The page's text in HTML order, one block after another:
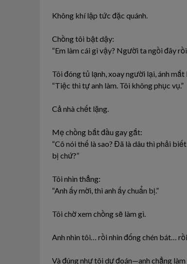
Không khí lập tức đặc quánh.
Chồng tôi bật dậy:
“Em làm cái gì vậy? Người ta ngồi đây
Tôi đóng tủ lạnh, xoay người lại, ánh
“Tiệc thì tự anh làm. Tôi không phục vụ.”
Cả nhà chết lặng.
Mẹ chồng bắt đầu gay gắt:
“Cô nói thế là sao? Đã là dâu thì phải
bị chứ?”
Tôi nhìn thẳng:
“Anh ấy mời, thì anh ấy chuẩn bị.”
Tôi chờ xem chồng sẽ làm gì.
Anh nhìn tôi… rồi nhìn đống chén bát… rồi
Và đúng như tôi dự đoán—anh chẳng làm